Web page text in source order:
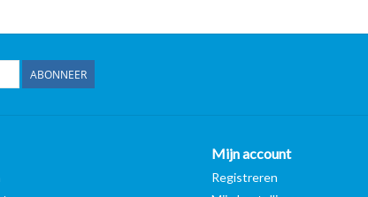
ABONNEER
Mijn account
Registreren